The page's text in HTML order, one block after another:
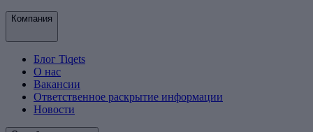
Компания
Блог Tiqets
О нас
Вакансии
Ответственное раскрытие информации
Новости